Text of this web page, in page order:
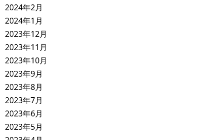
2024年2月
2024年1月
2023年12月
2023年11月
2023年10月
2023年9月
2023年8月
2023年7月
2023年6月
2023年5月